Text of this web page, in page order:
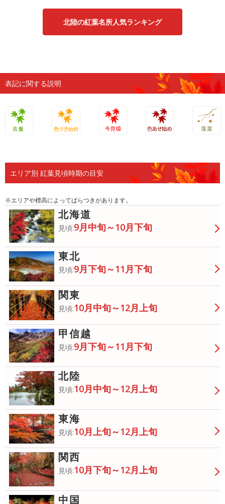
北陸の紅葉名所人気ランキング
表記に関する説明
エリア別 紅葉見頃時期の目安
※エリアや標高によってばらつきがあります。
北海道
見頃:9月中旬～10月下旬
東北
見頃:9月下旬～11月下旬
関東
見頃:10月中旬～12月上旬
甲信越
見頃:9月下旬～11月下旬
北陸
見頃:10月中旬～12月上旬
東海
見頃:10月上旬～12月上旬
関西
見頃:10月下旬～12月上旬
中国